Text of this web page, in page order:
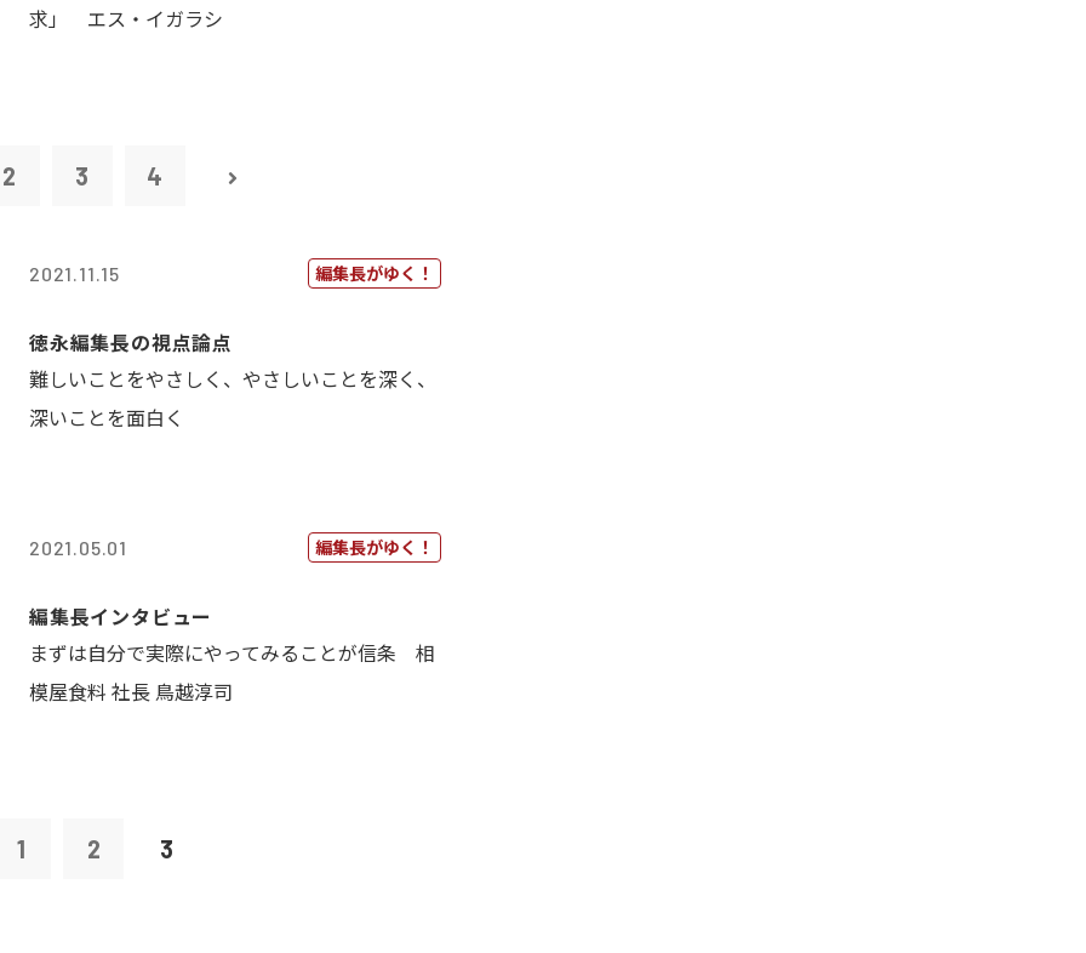
求」 エス・イガラシ
2 3 4
2021.11.15 編集長がゆく！
徳永編集長の視点論点
難しいことをやさしく、やさしいことを深く、
深いことを面白く
2021.05.01 編集長がゆく！
編集長インタビュー
まずは自分で実際にやってみることが信条 相
模屋食料 社長 鳥越淳司
1 2 3